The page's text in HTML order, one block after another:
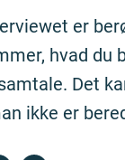
er
hvad du
Det
ikke er